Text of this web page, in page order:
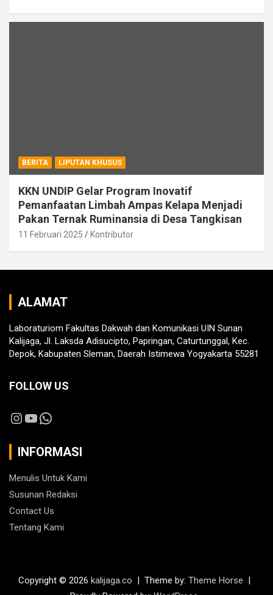
BERITA LIPUTAN KHUSUS
KKN UNDIP Gelar Program Inovatif
Pemanfaatan Limbah Ampas Kelapa Menjadi
Pakan Ternak Ruminansia di Desa Tangkisan
11 Februari 2025 Kontributor
ALAMAT
Laboraturiom Fakultas Dakwah dan Komunikasi UIN Sunan
Kalijaga, Jl. Laksda Adisucipto, Papringan, Caturtunggal, Kec.
Depok, Kabupaten Sleman, Daerah Istimewa Yogyakarta 55281
FOLLOW US
Instagram
YouTube
WhatsApp
INFORMASI
Menulis Untuk Kami
Susunan Redaksi
Contact Us
Tentang Kami
Copyright © 2026 kalijaga.co Theme by: Theme Horse